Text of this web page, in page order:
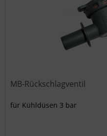
MB-Rückschlagventil
für Kühldüsen 3 bar